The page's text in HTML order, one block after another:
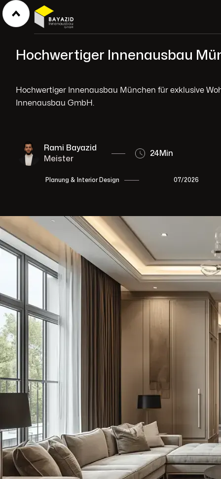
Hochwertiger Innenausbau
Hochwertiger Innenausbau München für exklusive
Innenausbau GmbH.
Rami Bayazid
Meister
24Min
Planung & Interior Design 07/2026